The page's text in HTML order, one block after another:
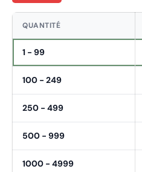
QUANTITÉ
1 - 99
100 - 249
250 - 499
500 - 999
1000 - 4999